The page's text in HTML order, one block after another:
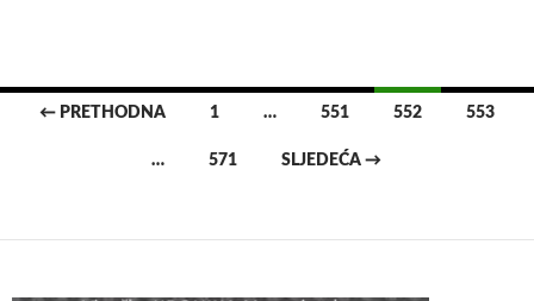
Navigacija
← PRETHODNA 1 … 551 552 553
… 571 SLJEDEĆA →